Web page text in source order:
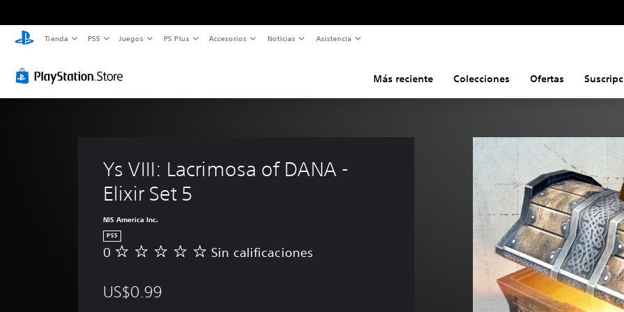
Tienda PS5 Juegos PS Plus Accesorios Noticias Asistencia
Más reciente Colecciones Ofertas
Ys VIII: Lacrimosa of DANA -
Elixir Set 5
NIS America Inc.
PS5
S
c
0 Sin calificaciones
US$0.99